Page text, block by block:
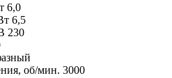
6,0
6,5
230
об/мин. 3000